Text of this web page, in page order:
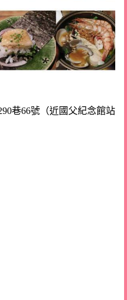
巷66號（近國父紀念館站